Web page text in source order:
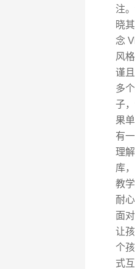
注
晓
念
风
谨
多
子
果
有
理
库
教
耐
面
让
个
式